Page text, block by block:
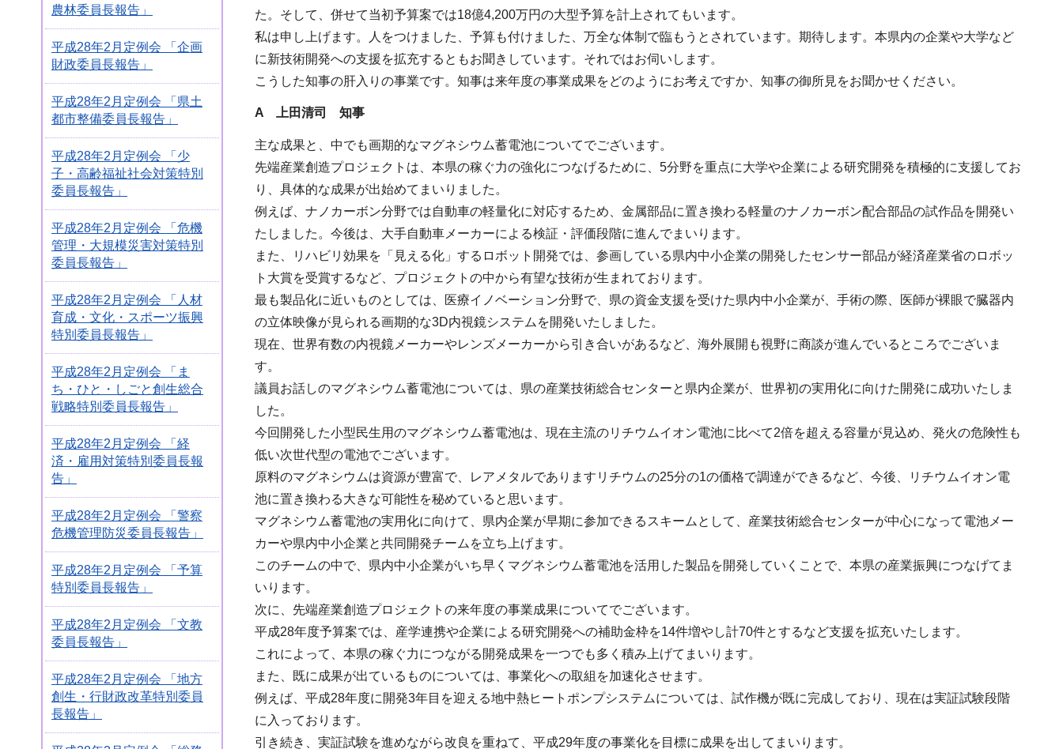
農林委員長報告」
平成28年2月定例会 「企画
財政委員長報告」
平成28年2月定例会 「県土
都市整備委員長報告」
平成28年2月定例会 「少
子・高齢福祉社会対策特別
委員長報告」
平成28年2月定例会 「危機
管理・大規模災害対策特別
委員長報告」
平成28年2月定例会 「人材
育成・文化・スポーツ振興
特別委員長報告」
平成28年2月定例会 「ま
ち・ひと・しごと創生総合
戦略特別委員長報告」
平成28年2月定例会 「経
済・雇用対策特別委員長報
告」
平成28年2月定例会 「警察
危機管理防災委員長報告」
平成28年2月定例会 「予算
特別委員長報告」
平成28年2月定例会 「文教
委員長報告」
平成28年2月定例会 「地方
創生・行財政改革特別委員
長報告」
た。そして、併せて当初予算案では18億4,200万円の大型予算を計上されてもいます。
私は申し上げます。人をつけました、予算も付けました、万全な体制で臨もうとされています。期待します。本県内の企業や大学など
に新技術開発への支援を拡充するともお聞きしています。それではお伺いします。
こうした知事の肝入りの事業です。知事は来年度の事業成果をどのようにお考えですか、知事の御所見をお聞かせください。
A 上田清司 知事
主な成果と、中でも画期的なマグネシウム蓄電池についてでございます。
先端産業創造プロジェクトは、本県の稼ぐ力の強化につなげるために、5分野を重点に大学や企業による研究開発を積極的に支援してお
り、具体的な成果が出始めてまいりました。
例えば、ナノカーボン分野では自動車の軽量化に対応するため、金属部品に置き換わる軽量のナノカーボン配合部品の試作品を開発い
たしました。今後は、大手自動車メーカーによる検証・評価段階に進んでまいります。
また、リハビリ効果を「見える化」するロボット開発では、参画している県内中小企業の開発したセンサー部品が経済産業省のロボッ
ト大賞を受賞するなど、プロジェクトの中から有望な技術が生まれております。
最も製品化に近いものとしては、医療イノベーション分野で、県の資金支援を受けた県内中小企業が、手術の際、医師が裸眼で臓器内
の立体映像が見られる画期的な3D内視鏡システムを開発いたしました。
現在、世界有数の内視鏡メーカーやレンズメーカーから引き合いがあるなど、海外展開も視野に商談が進んでいるところでございま
す。
議員お話しのマグネシウム蓄電池については、県の産業技術総合センターと県内企業が、世界初の実用化に向けた開発に成功いたしま
した。
今回開発した小型民生用のマグネシウム蓄電池は、現在主流のリチウムイオン電池に比べて2倍を超える容量が見込め、発火の危険性も
低い次世代型の電池でございます。
原料のマグネシウムは資源が豊富で、レアメタルでありますリチウムの25分の1の価格で調達ができるなど、今後、リチウムイオン電
池に置き換わる大きな可能性を秘めていると思います。
マグネシウム蓄電池の実用化に向けて、県内企業が早期に参加できるスキームとして、産業技術総合センターが中心になって電池メー
カーや県内中小企業と共同開発チームを立ち上げます。
このチームの中で、県内中小企業がいち早くマグネシウム蓄電池を活用した製品を開発していくことで、本県の産業振興につなげてま
いります。
次に、先端産業創造プロジェクトの来年度の事業成果についてでございます。
平成28年度予算案では、産学連携や企業による研究開発への補助金枠を14件増やし計70件とするなど支援を拡充いたします。
これによって、本県の稼ぐ力につながる開発成果を一つでも多く積み上げてまいります。
また、既に成果が出ているものについては、事業化への取組を加速化させます。
例えば、平成28年度に開発3年目を迎える地中熱ヒートポンプシステムについては、試作機が既に完成しており、現在は実証試験段階
に入っております。
引き続き、実証試験を進めながら改良を重ねて、平成29年度の事業化を目標に成果を出してまいります。